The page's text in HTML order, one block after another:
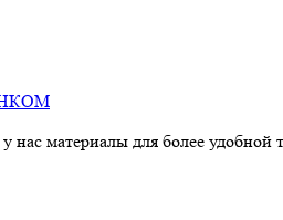
нас материалы для более удобной